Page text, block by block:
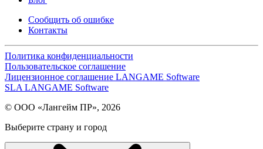
Сообщить об ошибке
Контакты
Политика конфиденциальности
Пользовательское соглашение
Лицензионное соглашение LANGAME Software
SLA LANGAME Software
© ООО «Лангейм ПР», 2026
Выберите страну и город